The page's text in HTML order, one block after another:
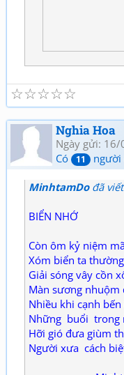
☆
☆
☆
☆
☆
Nghia Hoa
Ngày gửi:
Có
11 người
MinhtamDođã
BIỂN NHỚ
Còn ôm kỷ niệm
Xóm biển ta
Giải sóng vây cồn
Màn sương nhuộm
Nhiều khi cạnh
Những buổi trong
Hỡi gió đưa giùm
Người xưa cách